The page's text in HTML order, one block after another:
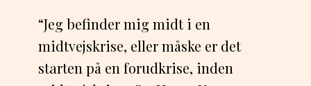
“Jeg befinder mig midt i en
midtvejskrise, eller måske er det
starten på en forudkrise, inden